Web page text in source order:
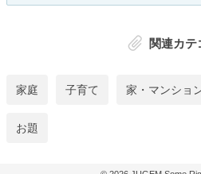
関連カテ
家庭 子育て 家・マンショ
お題